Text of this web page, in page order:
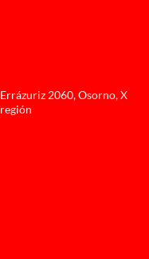
Errázuriz 2060, Osorno, X
región